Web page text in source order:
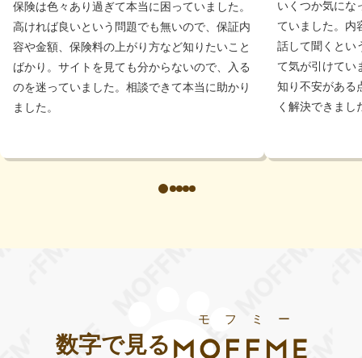
保険は色々あり過ぎて本当に困っていました。
高ければ良いという問題でも無いので、保証内
容や金額、保険料の上がり方など知りたいこと
ばかり。サイトを見ても分からないので、入る
のを迷っていました。相談できて本当に助かり
ました。
いくつか気にな
ていました。内
話して聞くとい
て気が引けてい
知り不安がある
く解決できまし
モフミー
数字で見る